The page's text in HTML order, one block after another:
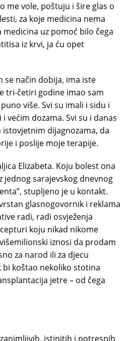
me vole, poštuju i šire glas o
za koje medicina nema
uz pomoć bilo čega
iz krvi, ja ću opet
se način dobija, ima iste
tri-četiri godine imao sam
više. Svi su imali i sidu i
većim dozama. Svi su i danas
dijagnozama, da
i poslije moje terapije.
Elizabeta. Koju bolest ona
jednog sarajevskog dnevnog
stupljeno je u kontakt.
glasnogovornik i reklama
radi, radi osvježenja
koju nikad nikome
iznosi da prodam
za narod ili za djecu
bi koštao nekoliko stotina
jetre – od čega
istinitih i potresnih